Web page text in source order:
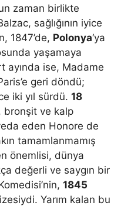
zaman birlikte
sağlığının iyice
1847’de, Polonya‘ya
yaşamaya
ayında ise, Madame
geri döndü;
iki yıl sürdü. 18
bronşit ve kalp
eden Honore de
tamamlanmamış
önemlisi, dünya
değerli ve saygın bir
1845
Yarım kalan bu